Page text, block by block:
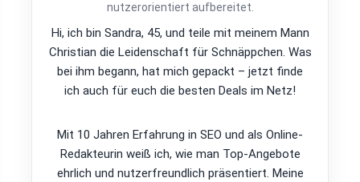
nutzerorientiert aufbereitet.
Hi, ich bin Sandra, 45, und teile mit meinem Mann
Christian die Leidenschaft für Schnäppchen. Was
bei ihm begann, hat mich gepackt – jetzt finde
ich auch für euch die besten Deals im Netz!
Mit 10 Jahren Erfahrung in SEO und als Online-
Redakteurin weiß ich, wie man Top-Angebote
ehrlich und nutzerfreundlich präsentiert. Meine